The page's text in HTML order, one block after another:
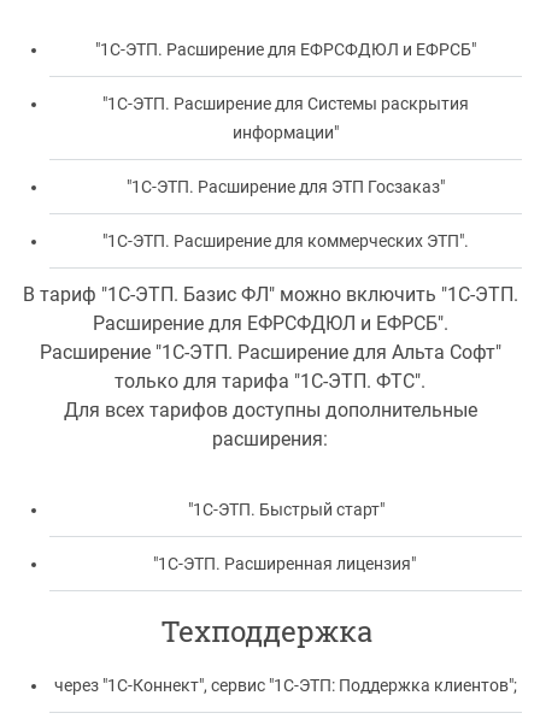
"1С-ЭТП. Расширение для ЕФРСФДЮЛ и ЕФРСБ"
"1С-ЭТП. Расширение для Системы раскрытия
информации"
"1С-ЭТП. Расширение для ЭТП Госзаказ"
"1С-ЭТП. Расширение для коммерческих ЭТП".
В тариф "1С-ЭТП. Базис ФЛ" можно включить "1С-ЭТП.
Расширение для ЕФРСФДЮЛ и ЕФРСБ".
Расширение "1С-ЭТП. Расширение для Альта Софт"
только для тарифа "1С-ЭТП. ФТС".
Для всех тарифов доступны дополнительные
расширения:
"1С-ЭТП. Быстрый старт"
"1С-ЭТП. Расширенная лицензия"
Техподдержка
через "1С-Коннект", сервис "1С-ЭТП: Поддержка клиентов";